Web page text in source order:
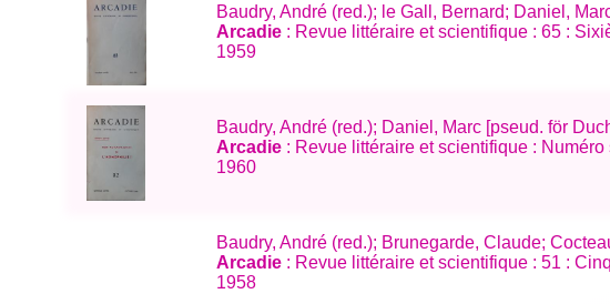
Baudry, André (red.); le Gall, Bernard; Daniel,
Arcadie : Revue littéraire et scientifique : 65 :
1959
Baudry, André (red.); Daniel, Marc [pseud. för
Arcadie : Revue littéraire et scientifique :
1960
Baudry, André (red.); Brunegarde, Claude;
Arcadie : Revue littéraire et scientifique : 51 :
1958